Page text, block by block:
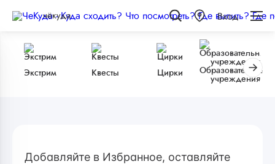
чёкуда Вход
Экстрим Квесты Цирки
Образовательные
учреждения
Добавляйте в Избранное, оставляйте